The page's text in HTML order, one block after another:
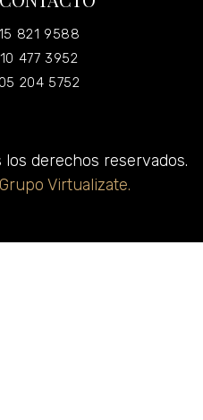
821 9588
477 3952
204 5752
los derechos reservados.
Grupo Virtualizate.